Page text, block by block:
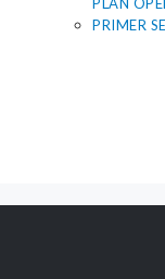
PRIMER